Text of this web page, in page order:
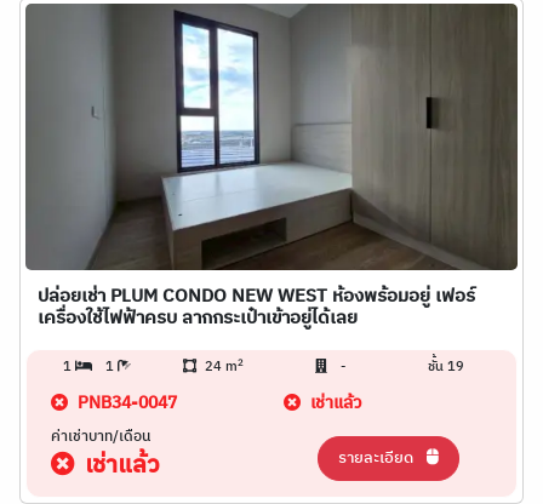
ปล่อยเช่า PLUM CONDO NEW WEST ห้องพร้อมอยู่ เฟอร์
เครื่องใช้ไฟฟ้าครบ ลากกระเป๋าเข้าอยู่ได้เลย
1 1 24 m2 - ชั้น 19
PNB34-0047 เช่าแล้ว
ค่าเช่าบาท/เดือน
เช่าแล้ว รายละเอียด